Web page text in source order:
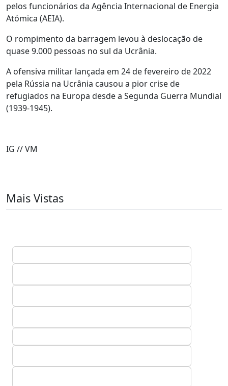
pelos funcionários da Agência Internacional de Energia
Atómica (AEIA).
O rompimento da barragem levou à deslocação de
quase 9.000 pessoas no sul da Ucrânia.
A ofensiva militar lançada em 24 de fevereiro de 2022
pela Rússia na Ucrânia causou a pior crise de
refugiados na Europa desde a Segunda Guerra Mundial
(1939-1945).
IG // VM
Mais Vistas